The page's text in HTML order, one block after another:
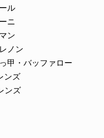
ル
ニ
ン
ノン
甲・バッファロー
ンズ
ンズ